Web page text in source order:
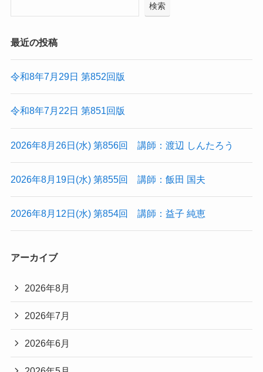
検索
最近の投稿
令和8年7月29日 第852回版
令和8年7月22日 第851回版
2026年8月26日(水) 第856回 講師：渡辺 しんたろう
2026年8月19日(水) 第855回 講師：飯田 国夫
2026年8月12日(水) 第854回 講師：益子 純恵
アーカイブ
2026年8月
2026年7月
2026年6月